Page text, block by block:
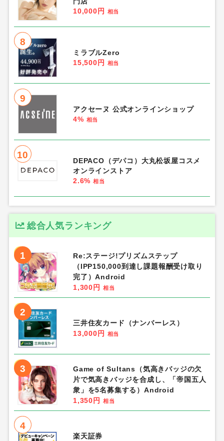
10,000円
相当
8
ミラブルZero
15,500円
相当
9
アクセーヌ 公式オンラインショップ
4% 相当
10
DEPACO（デパコ）大丸松坂屋コスメ
オンラインストア
2.6% 相当
総合人気ランキング
1
Re:ステージ!プリズムステップ
（IPP150,000到達し課題報酬受け取り
完了）Android
1,300円
相当
2
三井住友カード（ナンバーレス）
13,000円
相当
3
Game of Sultans（気高きバッジの欠
片で気高きバッジを合成し、「帝国五人
衆」を5名募集する）Android
1,350円
相当
4
楽天証券